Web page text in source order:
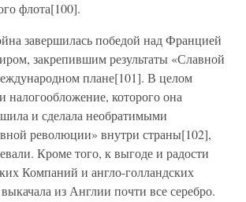
флота[100].
завершилась победой над Францией
закрепившим результаты «Славной
плане[101]. В целом
которого она
и сделала необратимыми
революции» внутри страны[102],
Кроме того, к выгоде и радости
Компаний и англо-голландских
из Англии почти все серебро.